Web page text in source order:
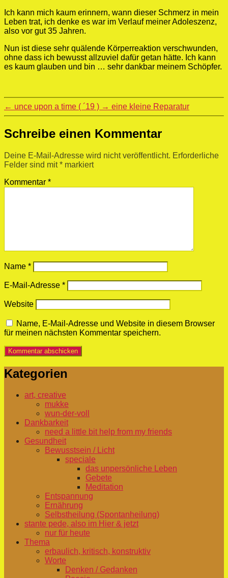
Ich kann mich kaum erinnern, wann dieser Schmerz in mein
Leben trat, ich denke es war im Verlauf meiner Adoleszenz,
also vor gut 35 Jahren.
Nun ist diese sehr quälende Körperreaktion verschwunden,
ohne dass ich bewusst allzuviel dafür getan hätte. Ich kann
es kaum glauben und bin … sehr dankbar meinem Schöpfer.
← unce upon a time ( ´19 ) → eine kleine Reparatur
Schreibe einen Kommentar
Deine E-Mail-Adresse wird nicht veröffentlicht. Erforderliche
Felder sind mit* markiert
Kommentar *
Name *
E-Mail-Adresse *
Website
Name, E-Mail-Adresse und Website in diesem Browser
für meinen nächsten Kommentar speichern.
Kategorien
art, creative
mukke
wun-der-voll
Dankbarkeit
need a little bit help from my friends
Gesundheit
Bewusstsein / Licht
speciale
das unpersönliche Leben
Gebete
Meditation
Entspannung
Ernährung
Selbstheilung (Spontanheilung)
stante pede, also im Hier & jetzt
nur für heute
Thema
erbaulich, kritisch, konstruktiv
Worte
Denken / Gedanken